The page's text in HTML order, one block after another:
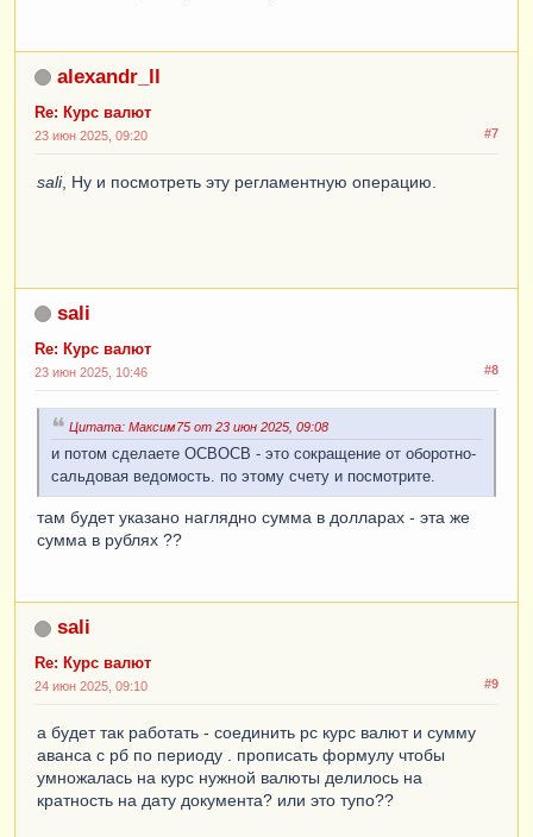
alexandr_ll
Re: Курс валют
#7
23 июн 2025, 09:20
sali, Ну и посмотреть эту регламентную операцию.
sali
Re: Курс валют
#8
23 июн 2025, 10:46
Цитата: Максим75 от 23 июн 2025, 09:08
и потом сделаете ОСВОСВ - это сокращение от оборотно-
сальдовая ведомость. по этому счету и посмотрите.
там будет указано наглядно сумма в долларах - эта же
сумма в рублях ??
sali
Re: Курс валют
#9
24 июн 2025, 09:10
а будет так работать - соединить рс курс валют и сумму
аванса с рб по периоду . прописать формулу чтобы
умножалась на курс нужной валюты делилось на
кратность на дату документа? или это тупо??